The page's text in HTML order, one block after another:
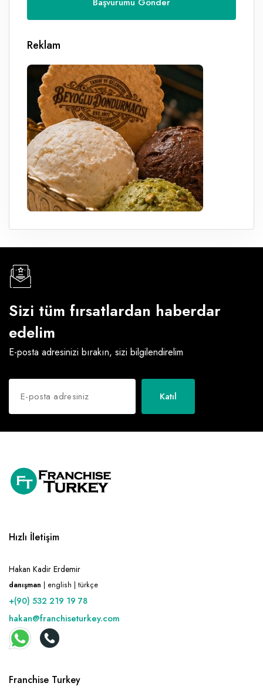
Reklam
Sizi tüm fırsatlardan haberdar
edelim
E-posta adresinizi bırakın, sizi bilgilendirelim
Katıl
Hızlı İletişim
Hakan Kadir Erdemir
danışman | english | türkçe
+(90) 532 219 19 78
hakan@franchiseturkey.com
Franchise Turkey